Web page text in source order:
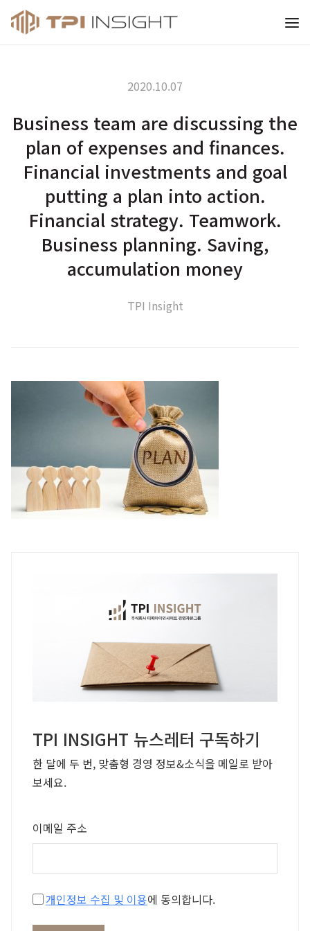
티피아이 인사이트
2020.10.07
Business team are discussing the
plan of expenses and finances.
Financial investments and goal
putting a plan into action.
Financial strategy. Teamwork.
Business planning. Saving,
accumulation money
TPI Insight
TPI INSIGHT 뉴스레터 구독하기
한 달에 두 번, 맞춤형 경영 정보&소식을 메일로 받아
보세요.
이메일 주소
개인정보 수집 및 이용에 동의합니다.